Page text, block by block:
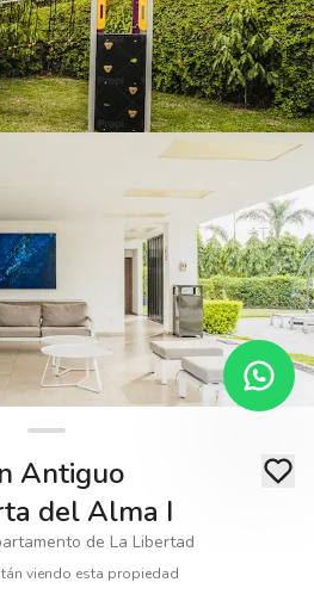
Antiguo
del Alma I
de La Libertad
viendo esta propiedad